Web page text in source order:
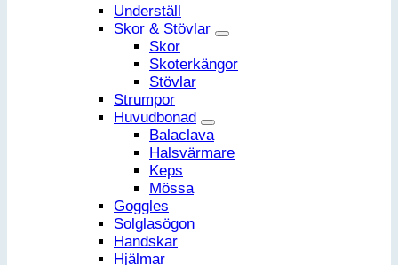
Underställ
Skor & Stövlar
Skor
Skoterkängor
Stövlar
Strumpor
Huvudbonad
Balaclava
Halsvärmare
Keps
Mössa
Goggles
Solglasögon
Handskar
Hjälmar